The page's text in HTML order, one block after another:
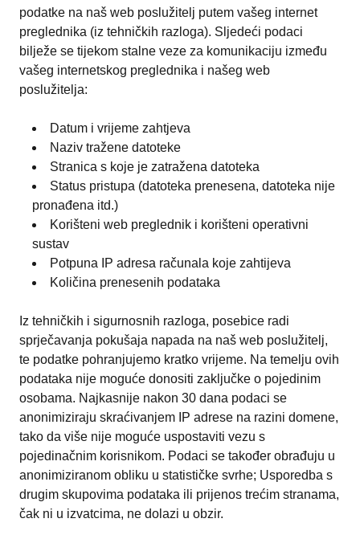
podatke na naš web poslužitelj putem vašeg internet
preglednika (iz tehničkih razloga). Sljedeći podaci
bilježe se tijekom stalne veze za komunikaciju između
vašeg internetskog preglednika i našeg web
poslužitelja:
Datum i vrijeme zahtjeva
Naziv tražene datoteke
Stranica s koje je zatražena datoteka
Status pristupa (datoteka prenesena, datoteka nije
pronađena itd.)
Korišteni web preglednik i korišteni operativni
sustav
Potpuna IP adresa računala koje zahtijeva
Količina prenesenih podataka
Iz tehničkih i sigurnosnih razloga, posebice radi
sprječavanja pokušaja napada na naš web poslužitelj,
te podatke pohranjujemo kratko vrijeme. Na temelju ovih
podataka nije moguće donositi zaključke o pojedinim
osobama. Najkasnije nakon 30 dana podaci se
anonimiziraju skraćivanjem IP adrese na razini domene,
tako da više nije moguće uspostaviti vezu s
pojedinačnim korisnikom. Podaci se također obrađuju u
anonimiziranom obliku u statističke svrhe; Usporedba s
drugim skupovima podataka ili prijenos trećim stranama,
čak ni u izvatcima, ne dolazi u obzir.